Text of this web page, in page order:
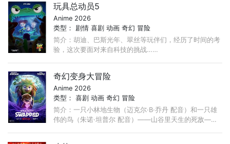
玩具总动员5
Anime 2026
类型： 剧情 喜剧 动画 奇幻 冒险
简介：胡迪、巴斯光年、翠丝等玩伴们，经历了时间的考
验，这次要面对来自科技的挑战……
奇幻变身大冒险
Anime 2026
类型：喜剧 动画 奇幻 冒险
简介：一只小林地生物（迈克尔·B·乔丹 配音）和一只雄
伟的鸟（朱诺·坦普尔 配音）——山谷里天生的死敌——